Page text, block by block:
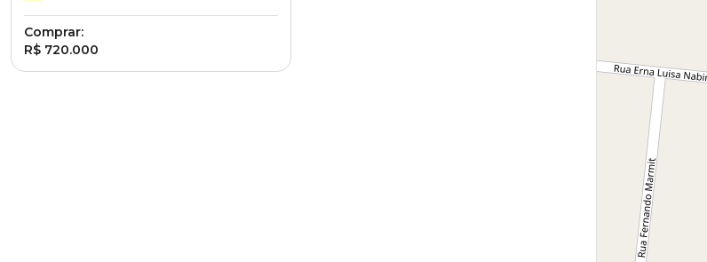
Comprar:
R$ 720.000